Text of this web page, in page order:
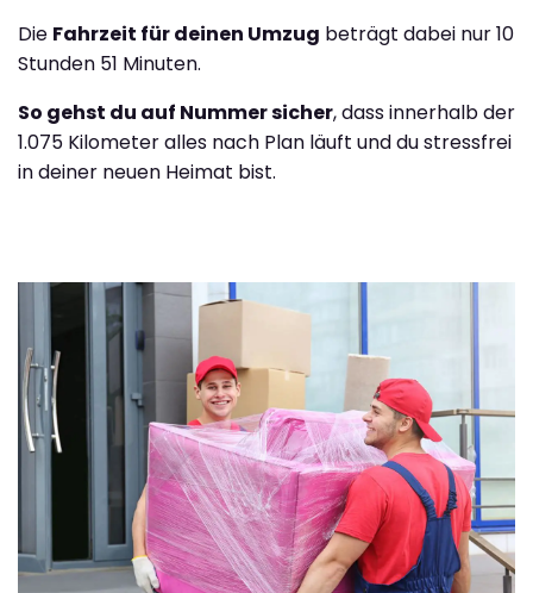
Die Fahrzeit für deinen Umzug beträgt dabei nur 10
Stunden 51 Minuten.
So gehst du auf Nummer sicher, dass innerhalb der
1.075 Kilometer alles nach Plan läuft und du stressfrei
in deiner neuen Heimat bist.